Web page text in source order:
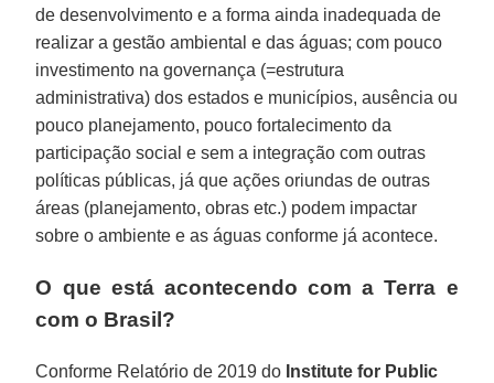
de desenvolvimento e a forma ainda inadequada de
realizar a gestão ambiental e das águas; com pouco
investimento na governança (=estrutura
administrativa) dos estados e municípios, ausência ou
pouco planejamento, pouco fortalecimento da
participação social e sem a integração com outras
políticas públicas, já que ações oriundas de outras
áreas (planejamento, obras etc.) podem impactar
sobre o ambiente e as águas conforme já acontece.
O que está acontecendo com a Terra e
com o Brasil?
Conforme Relatório de 2019 do Institute for Public